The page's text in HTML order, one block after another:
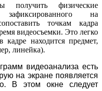
получить физические
зафиксированного на
точкам кадра
видеосъемки. Это легко
находится предмет,
линейка).
видеоанализа есть
на экране появляется
В этом окне следует